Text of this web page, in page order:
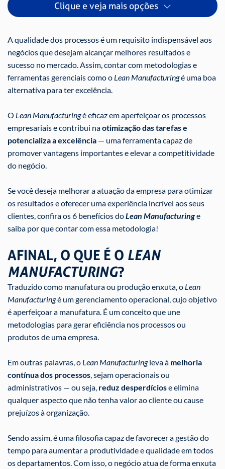
Clique e veja mais opções
A qualidade dos processos é um requisito indispensável aos
negócios que desejam alcançar melhores resultados e
sucesso no mercado. Assim, contar com metodologias e
ferramentas gerenciais como o Lean Manufacturingé uma boa
alternativa para ter excelência.
O Lean Manufacturingé eficaz em aperfeiçoar os processos
empresariais e contribui naotimização das tarefas e
potencializa a excelência — uma ferramenta capaz de
promover vantagens importantes e elevar a competitividade
do negócio.
Se você deseja melhorar a atuação da empresa para otimizar
os resultados e oferecer uma experiência incrível aos seus
clientes, confira os 6 benefícios doLean Manufacturinge
saiba por que contar com essa metodologia!
AFINAL, O QUE É O LEAN
MANUFACTURING?
Traduzido como manufatura ou produção enxuta, o Lean
Manufacturingé um gerenciamento operacional, cujo objetivo
é aperfeiçoar a manufatura. É um conceito que une
metodologias para gerar eficiência nos processos ou
produtos de uma empresa.
Em outras palavras, o Lean Manufacturingleva à melhoria
contínua dos processos, sejam operacionais ou
administrativos — ou seja, reduz desperdíciose elimina
qualquer aspecto que não tenha valor ao cliente ou cause
prejuízos à organização.
Sendo assim, é uma filosofia capaz de favorecer a gestão do
tempo para aumentar a produtividade e qualidade em todos
os departamentos. Com isso, o negócio atua de forma enxuta